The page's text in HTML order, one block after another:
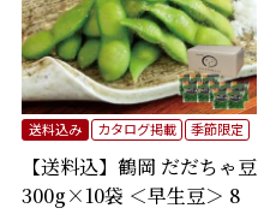
【送料込】鶴岡 だだちゃ豆
300g×10袋 ＜早生豆＞ 8
送料込み カタログ掲載 季節限定